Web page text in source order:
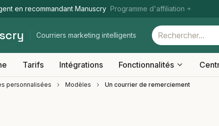
en recommandant Manuscry Programme d'affiliation
Courriers marketing intelligents
Tarifs Intégrations Fonctionnalités
personnalisées Modèles Un courrier de remerciement